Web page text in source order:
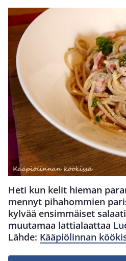
Heti kun kelit hieman
mennyt pihahommien
kylvää ensimmäiset
muutamaa lattialaattaa
Lähde: Kääpiölinnan